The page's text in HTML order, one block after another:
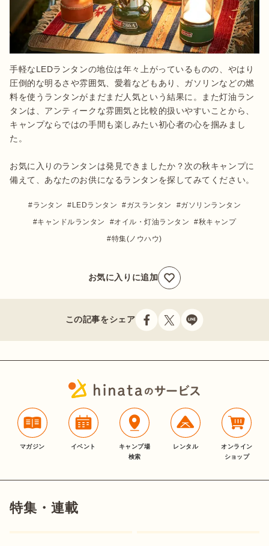
手軽なLEDランタンの地位は年々上がっているものの、やはり
圧倒的な明るさや雰囲気、愛着などもあり、ガソリンなどの燃
料を使うランタンがまだまだ人気という結果に。また灯油ラン
タンは、アンティークな雰囲気と比較的扱いやすいことから、
キャンプならではの手間も楽しみたい初心者の心を掴みまし
た。
お気に入りのランタンは発見できましたか？次の秋キャンプに
備えて、あなたのお供になるランタンを探してみてください。
ランタン LEDランタン ガスランタン
ガソリンランタン
キャンドルランタン
オイル・灯油ランタン
秋キャンプ
特集(ノウハウ)
お気に入りに追加
この記事をシェア
マガジン イベント
キャンプ場
検索
レンタル
オンライン
ショップ
特集・連載